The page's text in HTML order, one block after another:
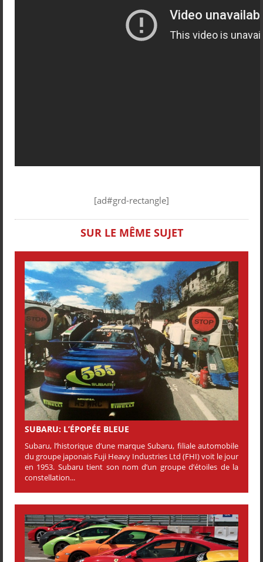
[ad#grd-rectangle]
SUR LE MÊME SUJET
SUBARU: L’ÉPOPÉE BLEUE
Subaru, l’historique d’une marque Subaru, filiale automobile
du groupe japonais Fuji Heavy Industries Ltd (FHI) voit le jour
en 1953. Subaru tient son nom d’un groupe d’étoiles de la
constellation...